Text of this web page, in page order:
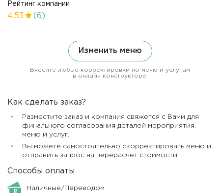
Рейтинг компании
4.53 (6)
Изменить меню
Внесите любые корректировки по меню и услугам
в онлайн конструкторе.
Как сделать заказ?
Разместите заказ и компания свяжется с Вами для
финального согласования деталей мероприятия,
меню и услуг.
Вы можете самостоятельно скорректировать меню и
отправить запрос на перерасчет стоимости.
Способы оплаты
Наличные/Переводом